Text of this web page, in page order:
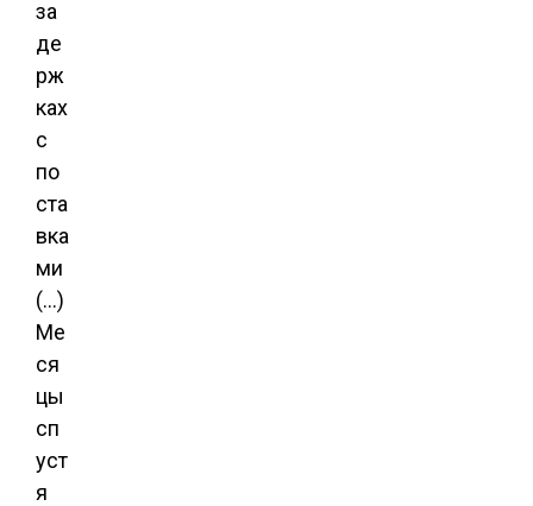
за
де
рж
ках
с
по
ста
вка
ми
(…)
Ме
ся
цы
сп
уст
я